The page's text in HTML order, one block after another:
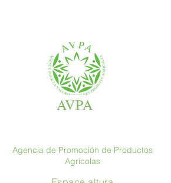
AVPA
Agencia de Promoción de Productos
Agrícolas